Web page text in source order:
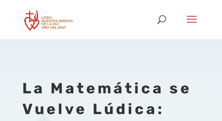
La Matemática se
Vuelve Lúdica: